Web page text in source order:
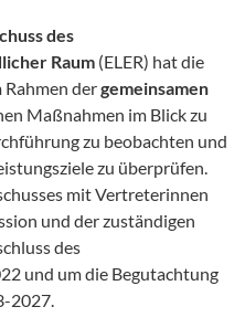
des
Raum (ELER) hat die
Rahmen dergemeinsamen
Maßnahmen im Blick zu
zu beobachten und
zu überprüfen.
mit Vertreterinnen
und der zuständigen
des
und um die Begutachtung
2027.